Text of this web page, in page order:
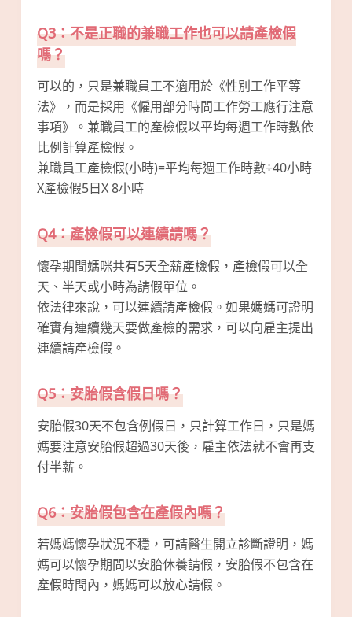
Q3：不是正職的兼職工作也可以請產檢假
嗎？
可以的，只是兼職員工不適用於《性別工作平等
法》，而是採用《僱用部分時間工作勞工應行注意
事項》。兼職員工的產檢假以平均每週工作時數依
比例計算產檢假。
兼職員工產檢假(小時)=平均每週工作時數÷40小時
X產檢假5日X 8小時
Q4：產檢假可以連續請嗎？
懷孕期間媽咪共有5天全薪產檢假，產檢假可以全
天、半天或小時為請假單位。
依法律來說，可以連續請產檢假。如果媽媽可證明
確實有連續幾天要做產檢的需求，可以向雇主提出
連續請產檢假。
Q5：安胎假含假日嗎？
安胎假30天不包含例假日，只計算工作日，只是媽
媽要注意安胎假超過30天後，雇主依法就不會再支
付半薪。
Q6：安胎假包含在產假內嗎？
若媽媽懷孕狀況不穩，可請醫生開立診斷證明，媽
媽可以懷孕期間以安胎休養請假，安胎假不包含在
產假時間內，媽媽可以放心請假。